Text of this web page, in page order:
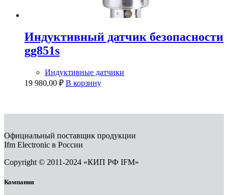
Индуктивный датчик безопасности
gg851s
Индуктивные датчики
19 980,00 ₽ В корзину
Официальный поставщик продукции
Ifm Electronic в России
Copyright © 2011-2024 «КИП РФ IFM»
Компания